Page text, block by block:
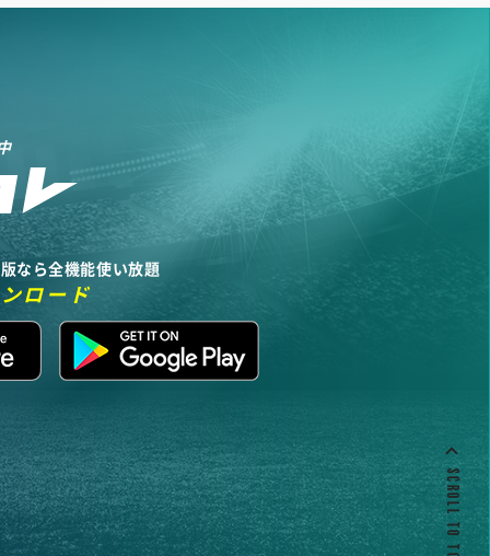
なら全機能使い放題
ロード
SCROLL TO TOP